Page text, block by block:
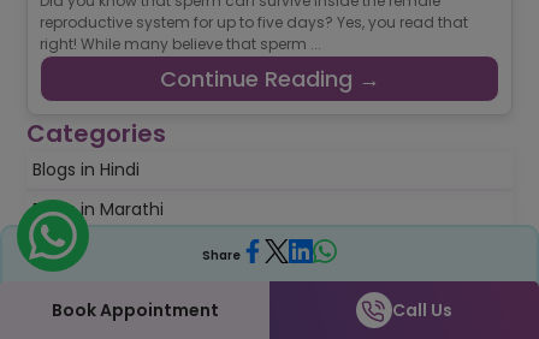
Share
reproductive system for up to five days? Yes, you read that
right! While many believe that sperm ...
Continue Reading →
Categories
Blogs in Hindi
Blogs in Marathi
Female Infertility
Fertility Tips
Book Appointment Call Us